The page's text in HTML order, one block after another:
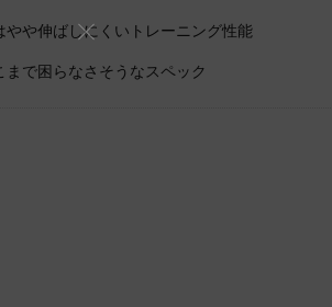
や伸ばしにくいトレーニング性能
で困らなさそうなスペック